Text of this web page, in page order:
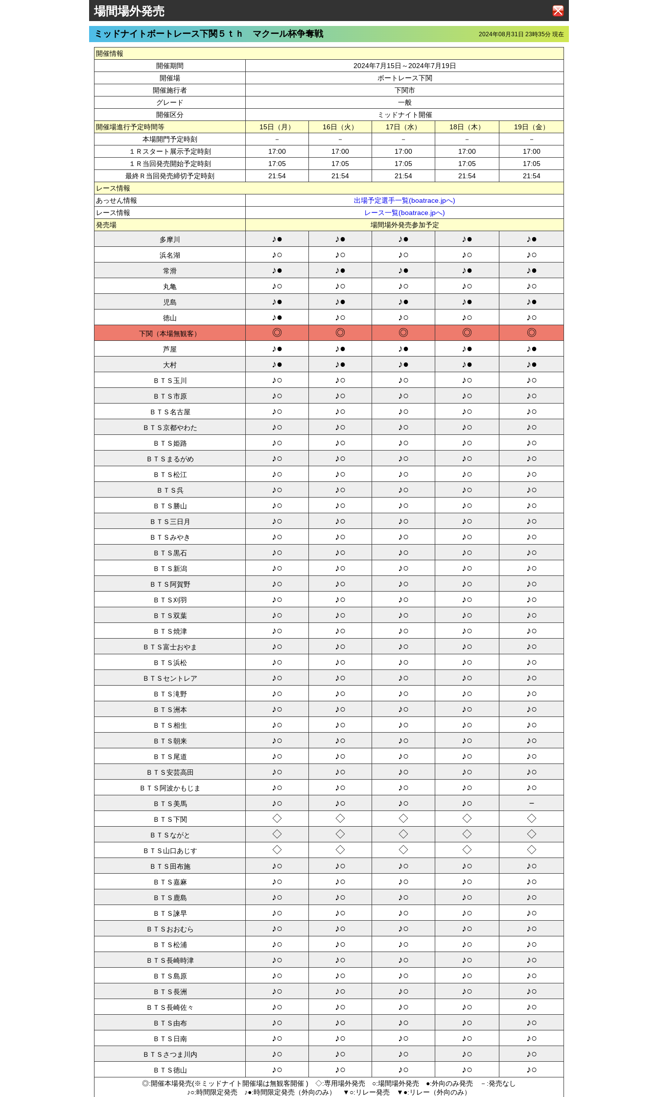
場間場外発売
2024年08月31日 23時35分 現在
ミッドナイトボートレース下関５ｔｈ マクール杯争奪戦
開催情報
開催期間
2024年7月15日～2024年7月19日
開催場
ボートレース下関
開催施行者
下関市
グレード
一般
開催区分
ミッドナイト開催
開催場進行予定時間等
15日（月） 16日（火） 17日（水） 18日（木）
19日（金）
本場開門予定時刻
－ － － －
－
１Ｒスタート展示予定時刻
17:00 17:00 17:00 17:00
17:00
１Ｒ当回発売開始予定時刻
17:05 17:05 17:05 17:05
17:05
最終Ｒ当回発売締切予定時刻
21:54 21:54 21:54 21:54
21:54
レース情報
あっせん情報
出場予定選手一覧(boatrace.jpへ)
レース情報
レース一覧(boatrace.jpへ)
発売場
場間場外発売参加予定
多摩川
♪● ♪● ♪● ♪● ♪●
浜名湖 ♪○ ♪○ ♪○ ♪○ ♪○
常滑 ♪● ♪● ♪● ♪● ♪●
丸亀 ♪○ ♪○ ♪○ ♪○ ♪○
児島 ♪● ♪● ♪● ♪● ♪●
徳山 ♪● ♪○ ♪○ ♪○ ♪○
下関 ◎ ◎ ◎ ◎ ◎
芦屋 ♪● ♪● ♪● ♪● ♪●
大村 ♪● ♪● ♪● ♪● ♪●
ＢＴＳ玉川 ♪○ ♪○ ♪○ ♪○ ♪○
ＢＴＳ市原 ♪○ ♪○ ♪○ ♪○ ♪○
ＢＴＳ名古屋 ♪○ ♪○ ♪○ ♪○ ♪○
ＢＴＳ京都やわた ♪○ ♪○ ♪○ ♪○ ♪○
ＢＴＳ姫路 ♪○ ♪○ ♪○ ♪○ ♪○
ＢＴＳまるがめ ♪○ ♪○ ♪○ ♪○ ♪○
ＢＴＳ松江 ♪○ ♪○ ♪○ ♪○ ♪○
ＢＴＳ呉 ♪○ ♪○ ♪○ ♪○ ♪○
ＢＴＳ勝山 ♪○ ♪○ ♪○ ♪○ ♪○
ＢＴＳ三日月 ♪○ ♪○ ♪○ ♪○ ♪○
ＢＴＳみやき ♪○ ♪○ ♪○ ♪○ ♪○
ＢＴＳ黒石 ♪○ ♪○ ♪○ ♪○ ♪○
ＢＴＳ新潟 ♪○ ♪○ ♪○ ♪○ ♪○
ＢＴＳ阿賀野 ♪○ ♪○ ♪○ ♪○ ♪○
ＢＴＳ刈羽 ♪○ ♪○ ♪○ ♪○ ♪○
ＢＴＳ双葉 ♪○ ♪○ ♪○ ♪○ ♪○
ＢＴＳ焼津 ♪○ ♪○ ♪○ ♪○ ♪○
ＢＴＳ富士おやま ♪○ ♪○ ♪○ ♪○ ♪○
ＢＴＳ浜松 ♪○ ♪○ ♪○ ♪○ ♪○
ＢＴＳセントレア ♪○ ♪○ ♪○ ♪○ ♪○
ＢＴＳ滝野 ♪○ ♪○ ♪○ ♪○ ♪○
ＢＴＳ洲本 ♪○ ♪○ ♪○ ♪○ ♪○
ＢＴＳ相生 ♪○ ♪○ ♪○ ♪○ ♪○
ＢＴＳ朝来 ♪○ ♪○ ♪○ ♪○ ♪○
ＢＴＳ尾道 ♪○ ♪○ ♪○ ♪○ ♪○
ＢＴＳ安芸高田 ♪○ ♪○ ♪○ ♪○ ♪○
ＢＴＳ阿波かもじま ♪○ ♪○ ♪○ ♪○ ♪○
ＢＴＳ美馬 ♪○ ♪○ ♪○ ♪○ －
ＢＴＳ下関 ◇ ◇ ◇ ◇ ◇
ＢＴＳながと ◇ ◇ ◇ ◇ ◇
ＢＴＳ山口あじす ◇ ◇ ◇ ◇ ◇
ＢＴＳ田布施 ♪○ ♪○ ♪○ ♪○ ♪○
ＢＴＳ嘉麻 ♪○ ♪○ ♪○ ♪○ ♪○
ＢＴＳ鹿島 ♪○ ♪○ ♪○ ♪○ ♪○
ＢＴＳ諫早 ♪○ ♪○ ♪○ ♪○ ♪○
ＢＴＳおおむら ♪○ ♪○ ♪○ ♪○ ♪○
ＢＴＳ松浦 ♪○ ♪○ ♪○ ♪○ ♪○
ＢＴＳ長崎時津 ♪○ ♪○ ♪○ ♪○ ♪○
ＢＴＳ島原 ♪○ ♪○ ♪○ ♪○ ♪○
ＢＴＳ長洲 ♪○ ♪○ ♪○ ♪○ ♪○
ＢＴＳ長崎佐々 ♪○ ♪○ ♪○ ♪○ ♪○
ＢＴＳ由布 ♪○ ♪○ ♪○ ♪○ ♪○
ＢＴＳ日南 ♪○ ♪○ ♪○ ♪○ ♪○
ＢＴＳさつま川内 ♪○ ♪○ ♪○ ♪○ ♪○
ＢＴＳ徳山 ♪○ ♪○ ♪○ ♪○ ♪○
◎:開催本場発売(※ミッドナイト開催場は無観客開催 ) ◇:専用場外発売 ○:場間場外発売 ●:外向のみ発売 －:発売なし
♪○:時間限定発売 ♪●:時間限定発売（外向のみ） ▼○:リレー発売 ▼●:リレー（外向のみ）